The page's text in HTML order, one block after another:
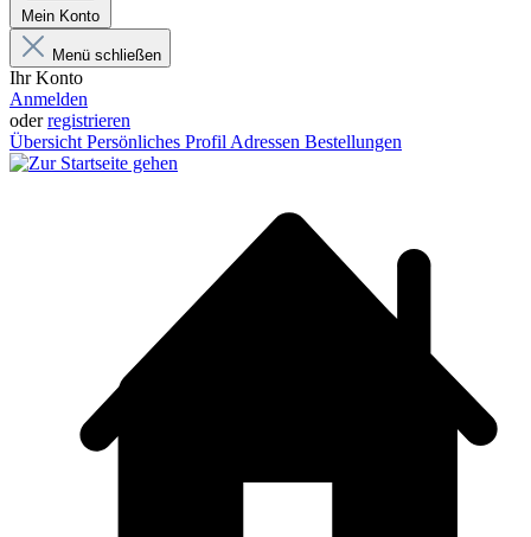
Mein Konto
Menü schließen
Ihr Konto
Anmelden
oderregistrieren
Übersicht Persönliches Profil Adressen Bestellungen